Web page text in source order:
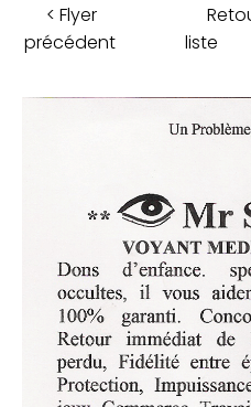
< Flyer
précédent
liste